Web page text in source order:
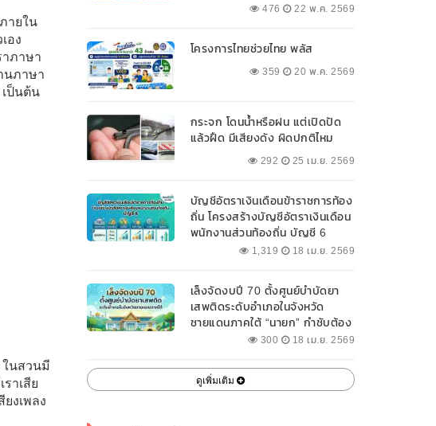
ายใน
อง
าภาษา
นภาษา
เป็นต้น
นสวนมี
าเสีย
งเพลง
476 22 พ.ค. 2569
โครงการไทยช่วยไทย พลัส
359 20 พ.ค. 2569
กระจก โดนน้ำหรือฝน แต่เปิดปัด
แล้วฝืด มีเสียงดัง ผิดปกติไหม
292 25 เม.ย. 2569
บัญชีอัตราเงินเดือนข้าราชการท้อง
ถิ่น โครงสร้างบัญชีอัตราเงินเดือน
พนักงานส่วนท้องถิ่น บัญชี 6
1,319 18 เม.ย. 2569
เล็งจัดงบปี 70 ตั้งศูนย์บำบัดยา
เสพติดระดับอำเภอในจังหวัด
ชายแดนภาคใต้ “นายก” กำชับต้อง
ออกแบบเฉพาะให้สอดคล้องกับ
300 18 เม.ย. 2569
ดูเพิ่มเติม